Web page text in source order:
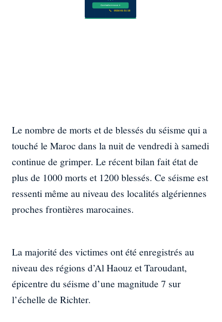
Le nombre de morts et de blessés du séisme qui a
touché le Maroc dans la nuit de vendredi à samedi
continue de grimper. Le récent bilan fait état de
plus de 1000 morts et 1200 blessés. Ce séisme est
ressenti même au niveau des localités algériennes
proches frontières marocaines.
La majorité des victimes ont été enregistrés au
niveau des régions d’Al Haouz et Taroudant,
épicentre du séisme d’une magnitude 7 sur
l’échelle de Richter.